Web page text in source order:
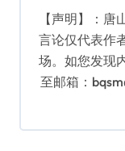
【声明】：
言论仅代表作
场。如您发现
至邮箱：